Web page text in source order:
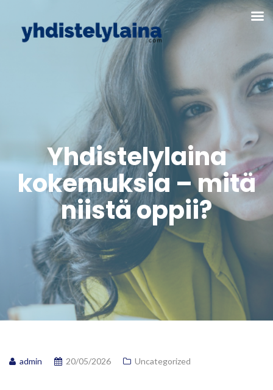
Yhdistelylaina
kokemuksia – mitä
niistä oppii?
admin 20/05/2026 Uncategorized